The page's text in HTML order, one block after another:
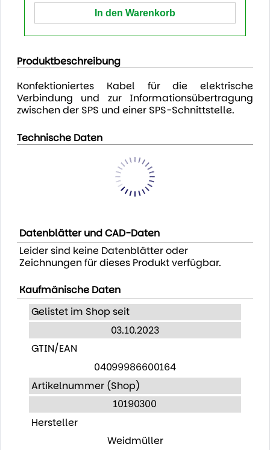
Produktbeschreibung
Konfektioniertes Kabel für die elektrische
Verbindung und zur Informationsübertragung
zwischen der SPS und einer SPS-Schnittstelle.
Technische Daten
Datenblätter und CAD-Daten
Leider sind keine Datenblätter oder
Zeichnungen für dieses Produkt verfügbar.
Kaufmänische Daten
Gelistet im Shop seit
03.10.2023
GTIN/EAN
04099986600164
Artikelnummer (Shop)
10190300
Hersteller
Weidmüller